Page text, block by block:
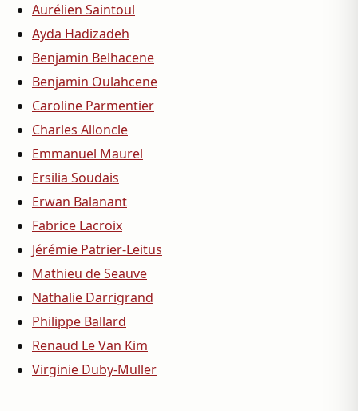
Aurélien Saintoul
Ayda Hadizadeh
Benjamin Belhacene
Benjamin Oulahcene
Caroline Parmentier
Charles Alloncle
Emmanuel Maurel
Ersilia Soudais
Erwan Balanant
Fabrice Lacroix
Jérémie Patrier-Leitus
Mathieu de Seauve
Nathalie Darrigrand
Philippe Ballard
Renaud Le Van Kim
Virginie Duby-Muller